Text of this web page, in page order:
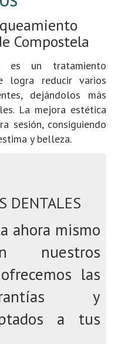
Compostela
es un tratamiento
logra reducir varios
dejándolos más
La mejora estética
sesión, consiguiendo
y belleza.
DENTALES
ahora mismo
las
y
a tus